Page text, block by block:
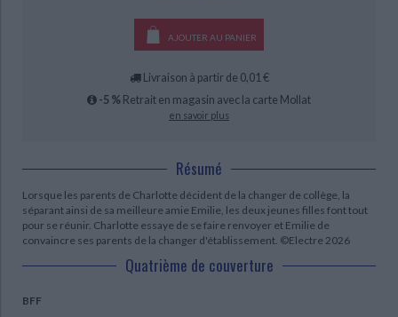
AJOUTER AU PANIER
Livraison à partir de 0,01 €
-5 % Retrait en magasin avec la carte Mollat
en savoir plus
Résumé
Lorsque les parents de Charlotte décident de la changer de collège, la
séparant ainsi de sa meilleure amie Emilie, les deux jeunes filles font tout
pour se réunir. Charlotte essaye de se faire renvoyer et Emilie de
convaincre ses parents de la changer d'établissement. ©Electre 2026
Quatrième de couverture
BFF